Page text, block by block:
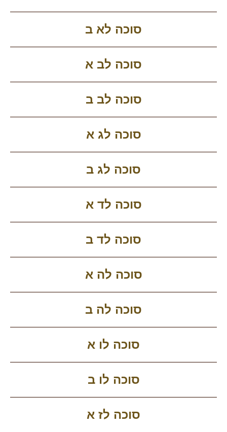
סוכה לא ב
סוכה לב א
סוכה לב ב
סוכה לג א
סוכה לג ב
סוכה לד א
סוכה לד ב
סוכה לה א
סוכה לה ב
סוכה לו א
סוכה לו ב
סוכה לז א